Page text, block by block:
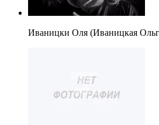
Иваницки Оля (Иваницкая